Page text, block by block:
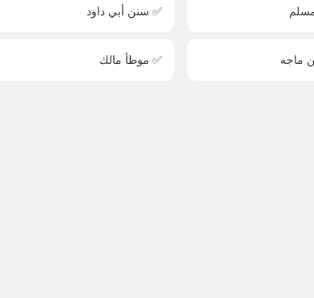
✅ سنن أبي داود
ماجه ✅ موطأ مالك